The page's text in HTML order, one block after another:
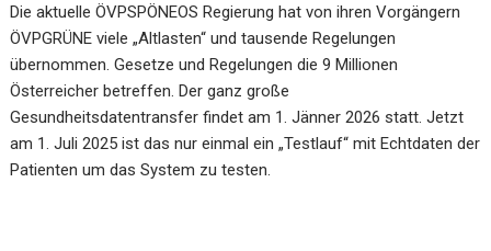
Die aktuelle ÖVPSPÖNEOS Regierung hat von ihren Vorgängern
ÖVPGRÜNE viele „Altlasten“ und tausende Regelungen
übernommen. Gesetze und Regelungen die 9 Millionen
Österreicher betreffen. Der ganz große
Gesundheitsdatentransfer findet am 1. Jänner 2026 statt. Jetzt
am 1. Juli 2025 ist das nur einmal ein „Testlauf“ mit Echtdaten der
Patienten um das System zu testen.